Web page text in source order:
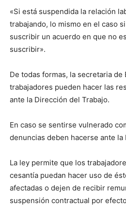
«Si está suspendida la relación
trabajando, lo mismo en el caso
suscribir un acuerdo en que no
suscribir».
De todas formas, la secretaria de
trabajadores pueden hacer las
ante la Dirección del Trabajo.
En caso se sentirse vulnerado
denuncias deben hacerse ante
La ley permite que los
cesantía puedan hacer uso de
afectadas o dejen de recibir
suspensión contractual por